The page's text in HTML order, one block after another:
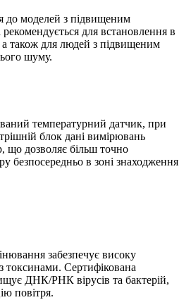
до моделей з підвищеним
для встановлення в
а також для людей з підвищеним
шуму.
температурний датчик, при
блок дані вимірювань
що дозволяє більш точно
безпосередньо в зоні знаходження
забезпечує високу
токсинами. Сертифікована
ДНК/РНК вірусів та бактерій,
повітря.